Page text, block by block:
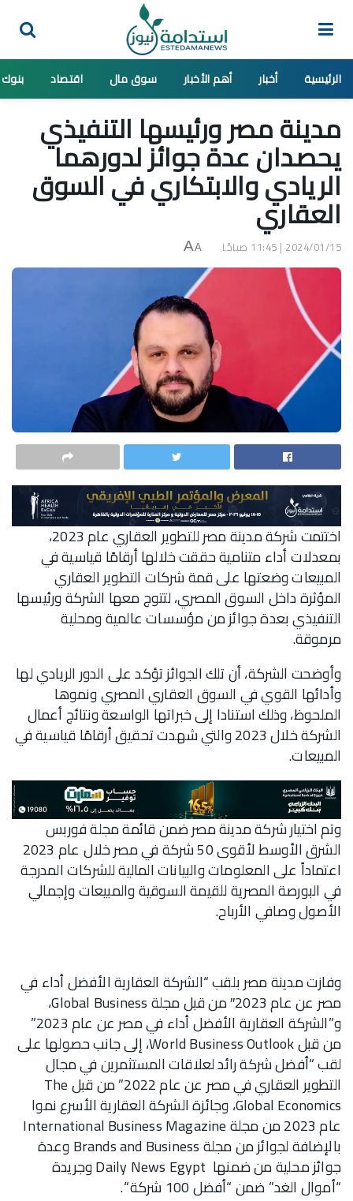
الرئيسية أخبار أهم الأخبار سوق مال اقتصاد بنوك
مدينة مصر ورئيسها التنفيذي
يحصدان عدة جوائز لدورهما
الريادي والابتكاري في السوق
العقاري
2024/01/15 | 11:45 صباحًا A
A
اختتمت شركة مدينة مصر للتطوير العقاري عام 2023،
بمعدلات أداء متنامية حققت خلالها أرقامًا قياسية في
المبيعات وضعتها على قمة شركات التطوير العقاري
المؤثرة داخل السوق المصري، لتتوج معها الشركة ورئيسها
التنفيذي بعدة جوائز من مؤسسات عالمية ومحلية
مرموقة.
وأوضحت الشركة، أن تلك الجوائز تؤكد على الدور الريادي لها
وأدائها القوي في السوق العقاري المصري ونموها
الملحوظ، وذلك استنادا إلى خبراتها الواسعة ونتائج أعمال
الشركة خلال 2023 والتي شهدت تحقيق أرقامًا قياسية في
المبيعات.
وتم اختيار شركة مدينة مصر ضمن قائمة مجلة فوربس
الشرق الأوسط لأقوى 50 شركة في مصر خلال عام 2023
اعتماداً على المعلومات والبيانات المالية للشركات المدرجة
في البورصة المصرية للقيمة السوقية والمبيعات وإجمالي
الأصول وصافي الأرباح.
وفازت مدينة مصر بلقب “الشركة العقارية الأفضل أداء في
مصر عن عام 2023″ من قبل مجلة Global Business،
و”الشركة العقارية الأفضل أداء في مصر عن عام 2023”
من قبل World Business Outlook، إلى جانب حصولها على
لقب “أفضل شركة رائد لعلاقات المستثمرين في مجال
التطوير العقاري في مصر عن عام 2022” من قبل The
Global Economics، وجائزة الشركة العقارية الأسرع نموا
عام 2023 من مجلة International Business Magazine
بالإضافة لجوائز من مجلة Brands and Business وعدة
جوائز محلية من ضمنها Daily News Egypt وجريدة
“أموال الغد” ضمن “أفضل 100 شركة “.